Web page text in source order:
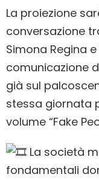
La proiezione
conversazione
Simona Regina
comunicazione
già sul
stessa giornata
volume “Fake
La società
fondamentali